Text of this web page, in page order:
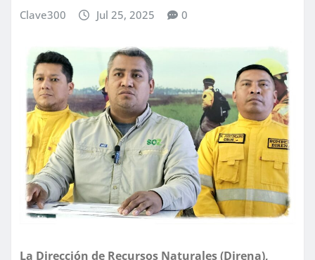
Clave300 Jul 25, 2025 0
La Dirección de Recursos Naturales (Direna),